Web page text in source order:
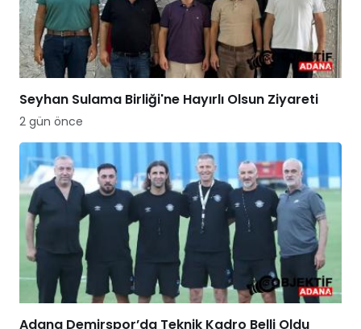
Seyhan Sulama Birliği'ne Hayırlı Olsun Ziyareti
2 gün önce
Adana Demirspor’da Teknik Kadro Belli Oldu